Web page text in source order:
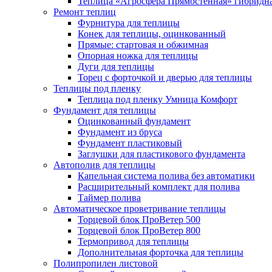
Ремонт теплиц
Фурнитура для теплицы
Конек для теплицы, оцинкованный
Прямые: стартовая и обжимная
Опорная ножка для теплицы
Дуги для теплицы
Торец с форточкой и дверью для теплицы
Теплицы под пленку
Теплица под пленку Умница Комфорт
Фундамент для теплицы
Оцинкованный фундамент
Фундамент из бруса
Фундамент пластиковый
Заглушки для пластикового фундамента
Автополив для теплицы
Капельная система полива без автоматики
Расширительный комплект для полива
Таймер полива
Автоматическое проветривание теплицы
Торцевой блок ПроВетер 500
Торцевой блок ПроВетер 800
Термопривод для теплицы
Дополнительная форточка для теплицы
Полипропилен листовой